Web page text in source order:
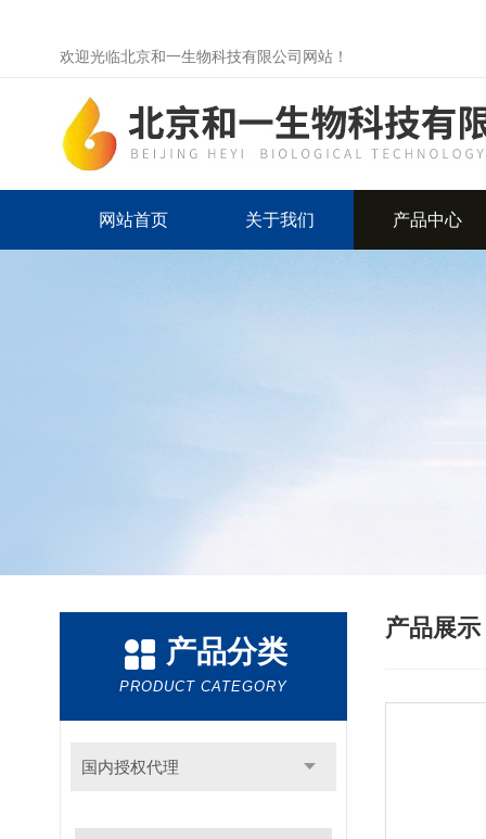
欢迎光临北京和一生物科技有限公司网站！
网站首页 关于我们 产品中心
产品分类
PRODUCT CATEGORY
国内授权代理
产品展示